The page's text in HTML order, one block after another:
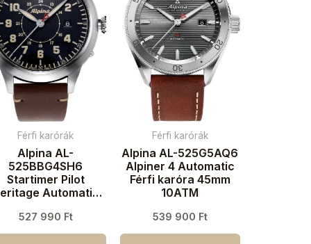
Férfi karórák
Alpina AL-
525BBG4SH6
Startimer Pilot
Automatic
3ATM
527 990 Ft
Férfi karórák
Alpina AL-525G5AQ6
Alpiner 4 Automatic
Férfi karóra 45mm
10ATM
539 900 Ft